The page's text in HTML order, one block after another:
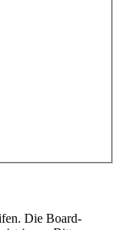
Die Board-